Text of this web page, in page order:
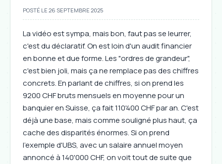
POSTÉ LE 26 SEPTEMBRE 2025
La vidéo est sympa, mais bon, faut pas se leurrer,
c'est du déclaratif. On est loin d'un audit financier
en bonne et due forme. Les "ordres de grandeur",
c'est bien joli, mais ça ne remplace pas des chiffres
concrets. En parlant de chiffres, si on prend les
9200 CHF bruts mensuels en moyenne pour un
banquier en Suisse, ça fait 110'400 CHF par an. C'est
déjà une base, mais comme souligné plus haut, ça
cache des disparités énormes. Si on prend
l'exemple d'UBS, avec un salaire annuel moyen
annoncé à 140'000 CHF, on voit tout de suite que